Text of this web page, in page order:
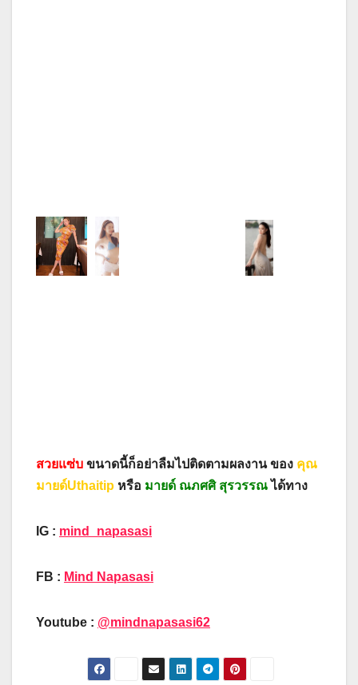
สวยแซ่บ ขนาดนี้ก็อย่าลืมไปติดตามผลงาน ของ คุณ
มายด์Uthaitip หรือ มายด์ ณภศศิ สุรวรรณได้ทาง
IG : mind_napasasi
FB : Mind Napasasi
Youtube : @mindnapasasi62